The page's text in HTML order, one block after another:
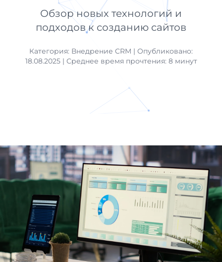
Обзор новых технологий и
подходов к созданию сайтов
Категория: Внедрение CRM | Опубликовано:
18.08.2025 | Среднее время прочтения: 8 минут